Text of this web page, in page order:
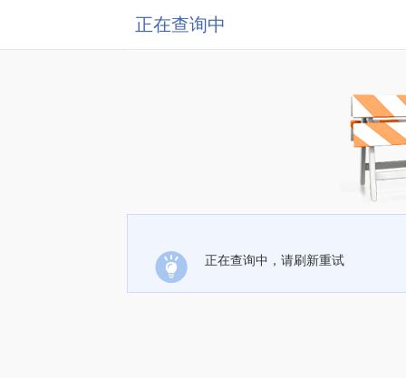
正在查询中
正在查询中，请刷新重试